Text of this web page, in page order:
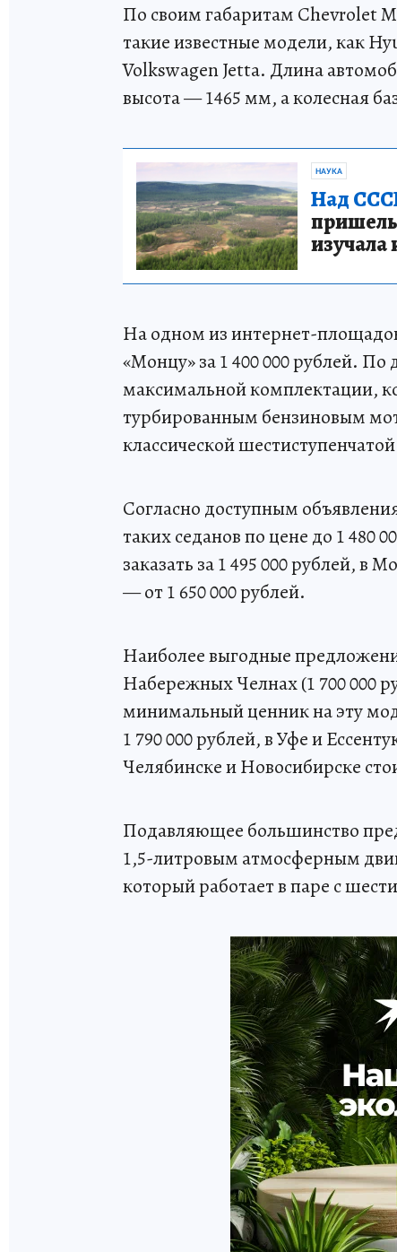
По своим габаритам Chevrolet
такие известные модели, как
Volkswagen Jetta. Длина
высота — 1465 мм, а колесная
НАУКА
Над
изучала
На одном из интернет-
«Монцу» за 1 400 000 рублей.
максимальной комплектации,
турбированным бензиновым
классической
Согласно доступным
таких седанов по цене до 1 480
заказать за 1 495 000 рублей, в
— от 1 650 000 рублей.
Наиболее выгодные
Набережных Челнах (1 700 000
минимальный ценник на эту
1 790 000 рублей, в Уфе и
Челябинске и Новосибирске
Подавляющее большинство
1,5-литровым атмосферным
который работает в паре с